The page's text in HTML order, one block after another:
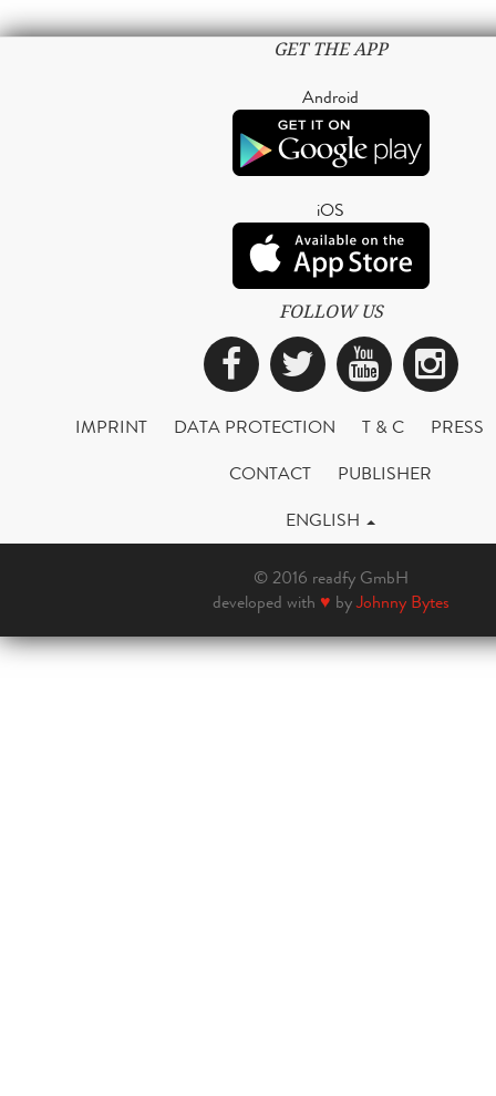
GET THE APP
Android
iOS
FOLLOW US
Facebook
Twitter
IMPRINT DATA PROTECTION T & C
PRESS
CONTACT
PUBLISHER
ENGLISH
© 2016 readfy GmbH
developed with ♥ byJohnny Bytes